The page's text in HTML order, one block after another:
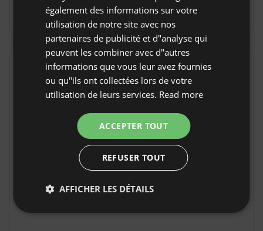
Annulation gratuite :
jusqu'à 14 jours avant la date
d'arrivée
Emplacement
Prases, Province Cantabria, Espagne
CZECH
également des informations sur votre
utilisation de notre site avec nos
partenaires de publicité et d"analyse qui
peuvent les combiner avec d"autres
informations que vous leur avez fournies
ou qu"ils ont collectées lors de votre
utilisation de leurs services. Read more
ACCEPTER TOUT
REFUSER TOUT
AFFICHER LES DÉTAILS